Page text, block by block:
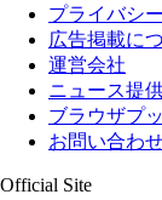
プライバシ
広告掲載に
運営会社
ニュース提
ブラウザプ
お問い合わ
Official Site